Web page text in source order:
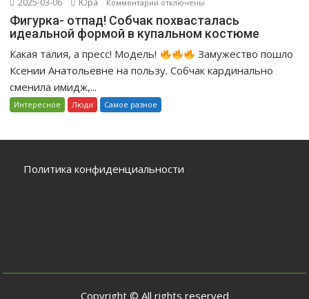
знаменитых
отцов
2025-03-06 Юра Комментарии
записи
Фигурка-
отпад!
Собчак
похвасталась
формой
купальном
отключены
Фигурка- отпад! Собчак похвасталась
идеальной формой в купальном костюме
Какая талия, а пресс! Модель!
Замужество пошло
Ксении Анатольевне на пользу. Собчак кардинально
сменила имидж,...
Интересное Люди Самое разное
Политика конфиденциальности
Copyright © All rights reserved